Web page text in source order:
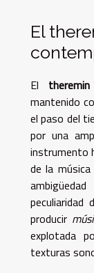
El
El
mantenido
el paso del
por una
instrumento
de la
peculiaridad
producir
explotada
texturas